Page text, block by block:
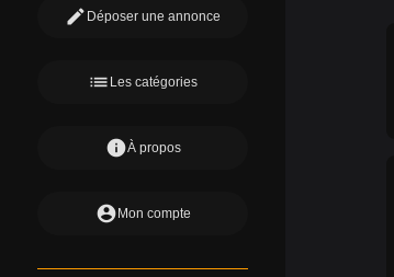
edit Déposer une annonce
list Les catégories
infoÀ propos
account_circle Mon compte